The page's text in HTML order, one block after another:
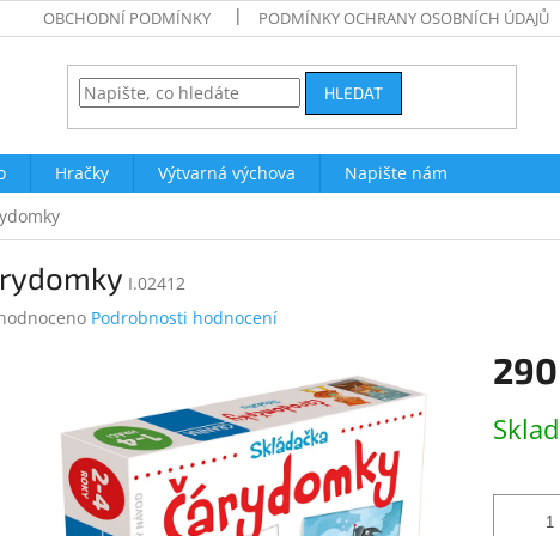
OBCHODNÍ PODMÍNKY PODMÍNKY OCHRANY OSOBNÍCH ÚDAJŮ
HLEDAT
Hračky Výtvarná výchova
Napište nám
I.02412
Podrobnosti hodnocení
cena: